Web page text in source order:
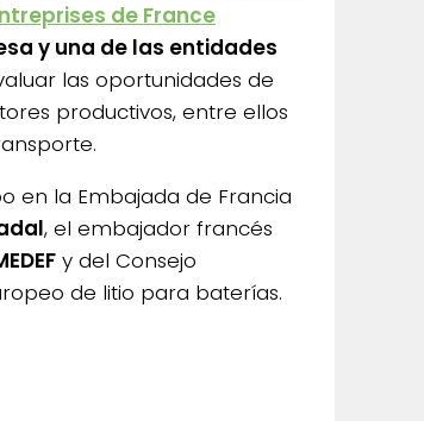
de France
y una de las entidades
las oportunidades de
productivos, entre ellos
en la Embajada de Francia
, el embajador francés
y del Consejo
de litio para baterías.